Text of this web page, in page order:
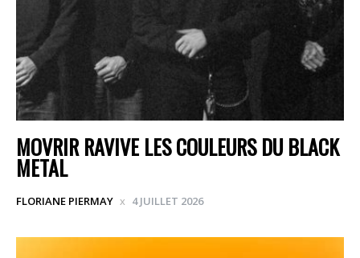
MOVRIR RAVIVE LES COULEURS DU BLACK
METAL
FLORIANE PIERMAY 4 JUILLET 2026